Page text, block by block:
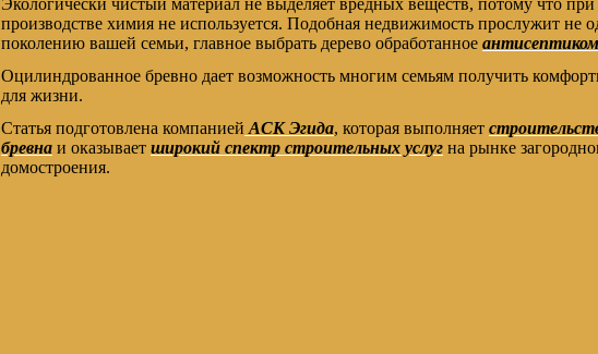
Экологически чистый материал не выделяет вредных веществ, потому что при
производстве химия не используется. Подобная недвижимость прослужит не
поколению вашей семьи, главное выбрать дерево обработанное антисептиком
Оцилиндрованное бревно дает возможность многим семьям получить
для жизни.
Статья подготовлена компанией АСК Эгида, которая выполняет
бревна и оказывает широкий спектр строительных услуг на рынке
домостроения.